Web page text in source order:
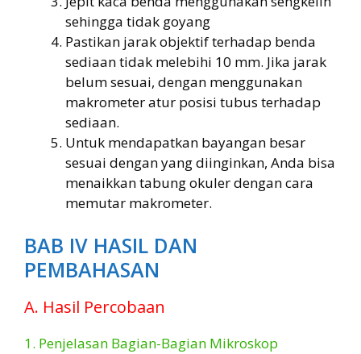
sehingga tidak goyang
Pastikan jarak objektif terhadap benda
sediaan tidak melebihi 10 mm. Jika jarak
belum sesuai, dengan menggunakan
makrometer atur posisi tubus terhadap
sediaan.
Untuk mendapatkan bayangan besar
sesuai dengan yang diinginkan, Anda bisa
menaikkan tabung okuler dengan cara
memutar makrometer.
BAB IV HASIL DAN
PEMBAHASAN
A. Hasil Percobaan
1. Penjelasan Bagian-Bagian Mikroskop